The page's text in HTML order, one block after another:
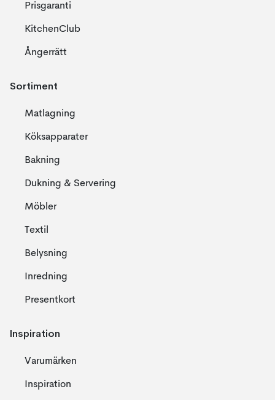
Prisgaranti
KitchenClub
Ångerrätt
Sortiment
Matlagning
Köksapparater
Bakning
Dukning & Servering
Möbler
Textil
Belysning
Inredning
Presentkort
Inspiration
Varumärken
Inspiration